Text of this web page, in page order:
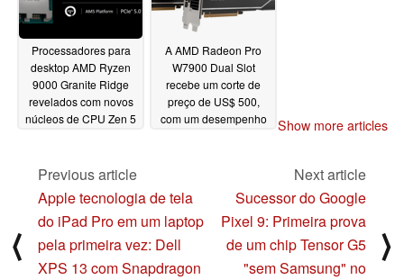
Processadores para
desktop AMD Ryzen
9000 Granite Ridge
revelados com novos
núcleos de CPU Zen 5
A AMD Radeon Pro
W7900 Dual Slot
recebe um corte de
preço de US$ 500,
com um desempenho
Show more articles
⟨
Previous article
Apple tecnologia de tela
do iPad Pro em um laptop
pela primeira vez: Dell
XPS 13 com Snapdragon
Next article
Sucessor do Google
Pixel 9: Primeira prova
de um chip Tensor G5
"sem Samsung" no
⟩